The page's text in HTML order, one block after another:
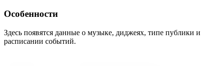
Особенности
Здесь появятся данные о музыке, диджеях, типе публики и
расписании событий.